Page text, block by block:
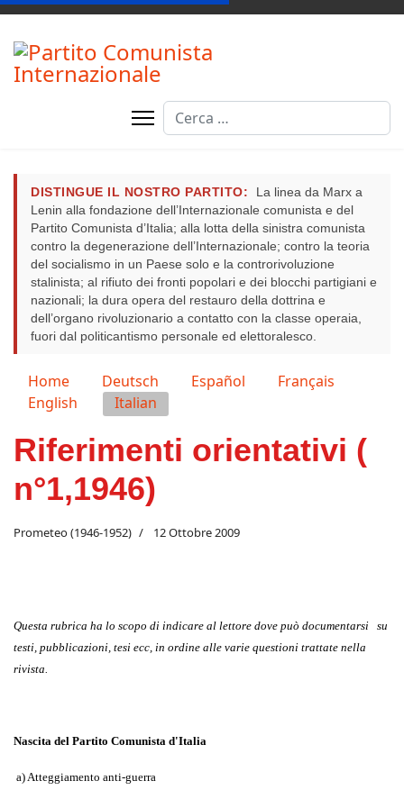
Cerca
DISTINGUE IL NOSTRO PARTITO:
La linea da Marx a
Lenin alla fondazione dell’Internazionale comunista e del
Partito Comunista d’Italia; alla lotta della sinistra comunista
contro la degenerazione dell’Internazionale; contro la teoria
del socialismo in un Paese solo e la controrivoluzione
stalinista; al rifiuto dei fronti popolari e dei blocchi partigiani e
nazionali; la dura opera del restauro della dottrina e
dell’organo rivoluzionario a contatto con la classe operaia,
fuori dal politicantismo personale ed elettoralesco.
Seleziona la tua lingua
Home Deutsch Español
Français
English
Italian
Riferimenti orientativi (
n°1,1946)
Prometeo (1946-1952) 12 Ottobre 2009
Questa rubrica ha lo scopo di indicare al lettore dove può documentarsi su
testi, pubblicazioni, tesi ecc, in ordine alle varie questioni trattate nella
rivista.
Nascita del Partito Comunista d'Italia
a) Atteggiamento anti-guerra